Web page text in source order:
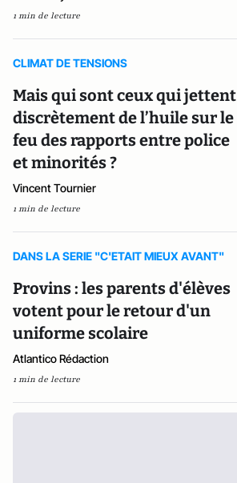
1 min de lecture
CLIMAT DE TENSIONS
Mais qui sont ceux qui jettent
discrètement de l’huile sur le
feu des rapports entre police
et minorités ?
Vincent Tournier
1 min de lecture
DANS LA SERIE "C'ETAIT MIEUX AVANT"
Provins : les parents d'élèves
votent pour le retour d'un
uniforme scolaire
Atlantico Rédaction
1 min de lecture